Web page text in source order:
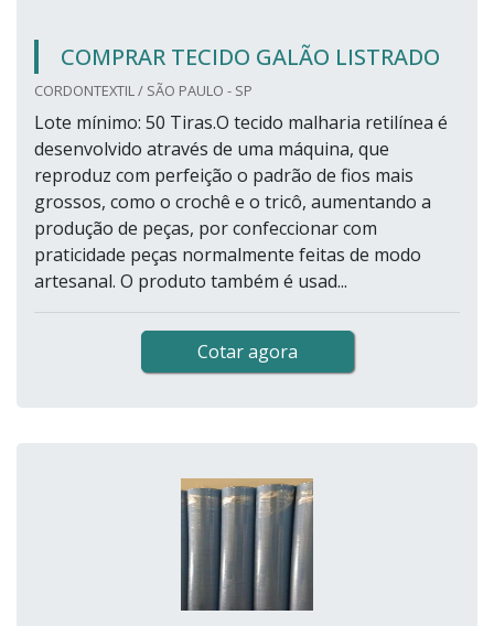
COMPRAR TECIDO GALÃO LISTRADO
CORDONTEXTIL / SÃO PAULO - SP
Lote mínimo: 50 Tiras.O tecido malharia retilínea é
desenvolvido através de uma máquina, que
reproduz com perfeição o padrão de fios mais
grossos, como o crochê e o tricô, aumentando a
produção de peças, por confeccionar com
praticidade peças normalmente feitas de modo
artesanal. O produto também é usad...
Cotar agora